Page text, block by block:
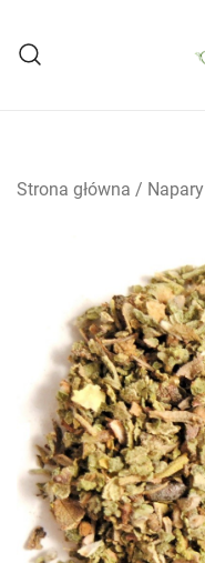
treści
Strona główna / Napary